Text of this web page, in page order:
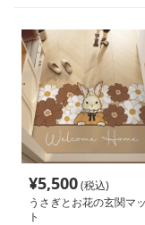
¥5,500(税込)
うさぎとお花の玄関マッ
ト